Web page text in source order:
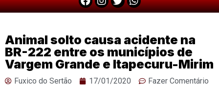
Animal solto causa acidente na
BR-222 entre os municípios de
Vargem Grande e Itapecuru-Mirim
Fuxico do Sertão 17/01/2020 Fazer Comentário